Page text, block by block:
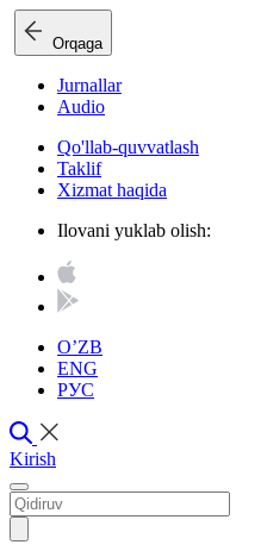
Orqaga
Jurnallar
Audio
Qo'llab-quvvatlash
Taklif
Xizmat haqida
Ilovani yuklab olish:
O’ZB
ENG
РУС
Kirish